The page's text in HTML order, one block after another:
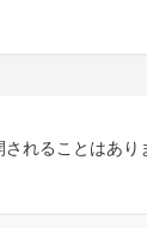
れることはあり